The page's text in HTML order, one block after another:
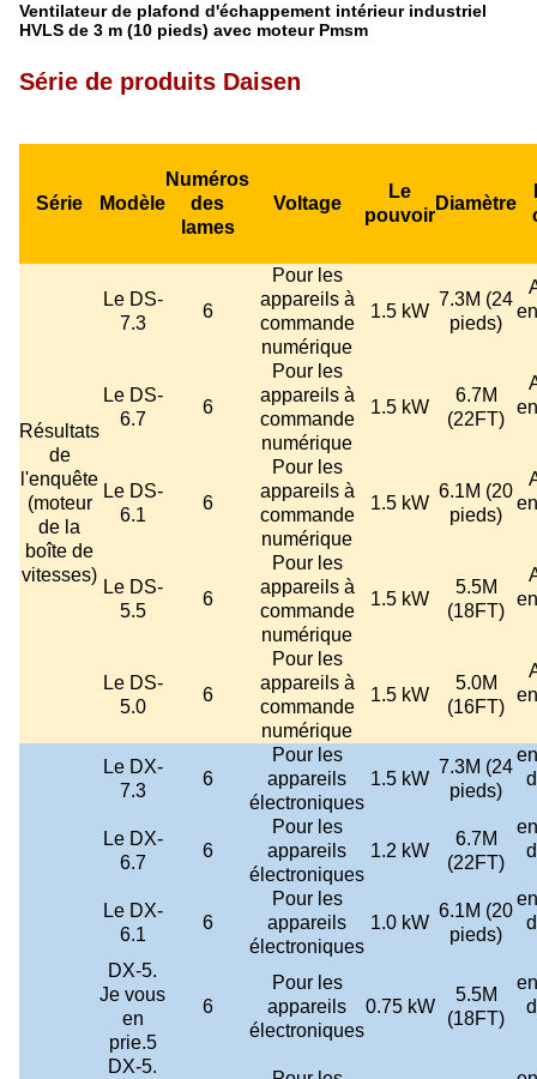
Ventilateur de plafond d'échappement intérieur industriel
HVLS de 3 m (10 pieds) avec moteur Pmsm
Série de produits Daisen
Série Modèle
Numéros
des
lames
Voltage
Le
pouvoir
Diamètre
Résultats
de
l'enquête
(moteur
de la
boîte de
vitesses)
Le DS-
7.3
6
Pour les
appareils à
commande
numérique
1.5 kW
7.3M (24
pieds)
Le DS-
6.7
6
Pour les
appareils à
commande
numérique
1.5 kW
6.7M
(22FT)
Le DS-
6.1
6
Pour les
appareils à
commande
numérique
1.5 kW
6.1M (20
pieds)
Le DS-
5.5
6
Pour les
appareils à
commande
numérique
1.5 kW
5.5M
(18FT)
Le DS-
5.0
6
Pour les
appareils à
commande
numérique
1.5 kW
5.0M
(16FT)
Le DX-
7.3
6
Pour les
appareils
électroniques
1.5 kW
7.3M (24
pieds)
Le DX-
6.7
6
Pour les
appareils
électroniques
1.2 kW
6.7M
(22FT)
Le DX-
6.1
6
Pour les
appareils
électroniques
1.0 kW
6.1M (20
pieds)
DX-5.
Je vous
en
prie.5
6
Pour les
appareils
électroniques
0.75 kW
5.5M
(18FT)
DX-5.